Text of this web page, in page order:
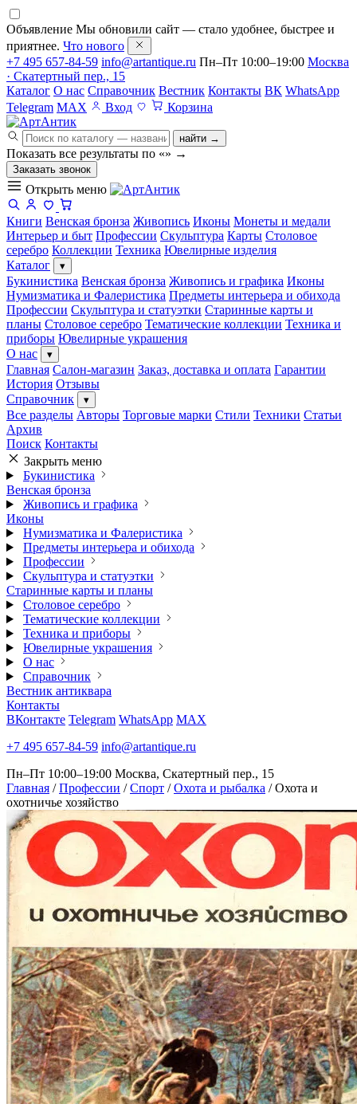
Объявление Мы обновили сайт — стало удобнее, быстрее и
приятнее. Что нового
+7 495 657-84-59 info@artantique.ru Пн–Пт 10:00–19:00 Москва
· Скатертный пер., 15
Каталог О нас Справочник Вестник Контакты ВК WhatsApp
Telegram MAX Вход Корзина
найти →
Показать все результаты по «» →
Заказать звонок
Открыть меню
Книги Венская бронза Живопись Иконы Монеты и медали
Интерьер и быт Профессии Скульптура Карты Столовое
серебро Коллекции Техника Ювелирные изделия
Каталог
▾
Букинистика Венская бронза Живопись и графика Иконы
Нумизматика и Фалеристика Предметы интерьера и обихода
Профессии Скульптура и статуэтки Старинные карты и
планы Столовое серебро Тематические коллекции Техника и
приборы Ювелирные украшения
О нас
▾
Главная Салон-магазин Заказ, доставка и оплата Гарантии
История Отзывы
Справочник
▾
Все разделы Авторы Торговые марки Стили Техники Статьи
Архив
Поиск Контакты
Закрыть меню
Букинистика
Венская бронза
Живопись и графика
Иконы
Нумизматика и Фалеристика
Предметы интерьера и обихода
Профессии
Скульптура и статуэтки
Старинные карты и планы
Столовое серебро
Тематические коллекции
Техника и приборы
Ювелирные украшения
О нас
Справочник
Вестник антиквара
Контакты
ВКонтакте Telegram WhatsApp MAX
+7 495 657-84-59 info@artantique.ru
Пн–Пт 10:00–19:00 Москва, Скатертный пер., 15
Главная / Профессии / Спорт / Охота и рыбалка / Охота и
охотничье хозяйство